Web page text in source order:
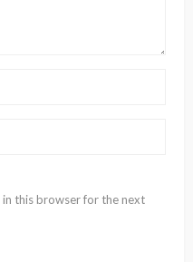
in this browser for the next